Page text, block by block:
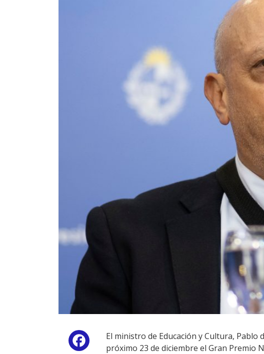
Facebook
El ministro de Educación y Cultura, Pablo
próximo 23 de diciembre el Gran Premio